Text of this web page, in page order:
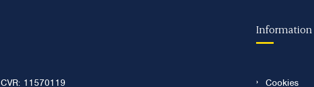
CVR: 11570119
Information
Cookies